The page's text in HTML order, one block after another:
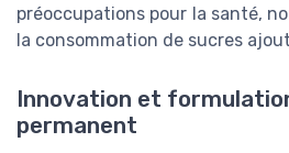
préoccupations pour la santé,
la consommation de sucres
Innovation et
permanent